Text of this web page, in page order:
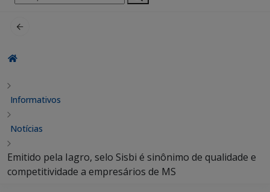
por:
Informativos
Notícias
Emitido pela Iagro, selo Sisbi é sinônimo de qualidade e
competitividade a empresários de MS